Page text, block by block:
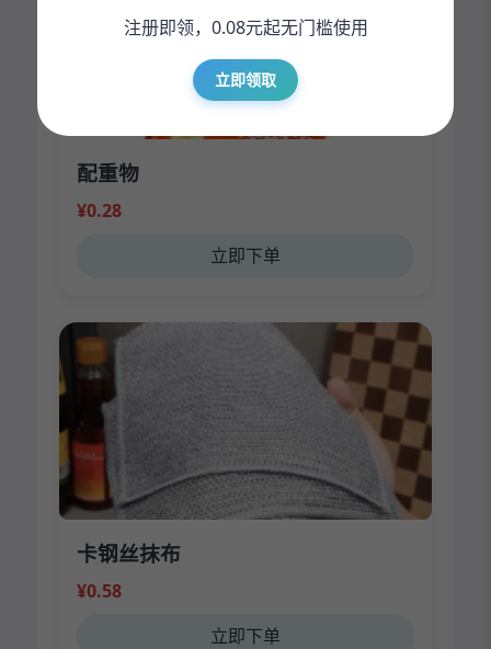
配重物
¥0.28
立即下单
卡钢丝抹布
¥0.58
立即下单
注册即领，0.08元起无门槛使用
立即领取